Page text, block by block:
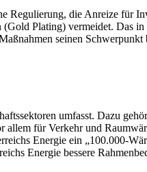
Regulierung, die Anreize für
Plating) vermeidet. Das
seinen Schwerpunkt
umfasst. Dazu
allem für Verkehr und
Energie ein „100.000-
Energie bessere